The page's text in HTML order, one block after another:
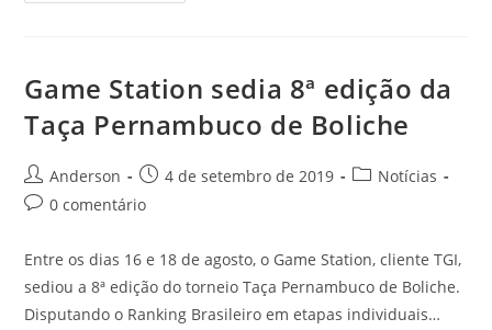
Game Station sedia 8ª edição da
Taça Pernambuco de Boliche
Anderson 4 de setembro de 2019
Notícias
0 comentário
Entre os dias 16 e 18 de agosto, o Game Station, cliente TGI,
sediou a 8ª edição do torneio Taça Pernambuco de Boliche.
Disputando o Ranking Brasileiro em etapas individuais…